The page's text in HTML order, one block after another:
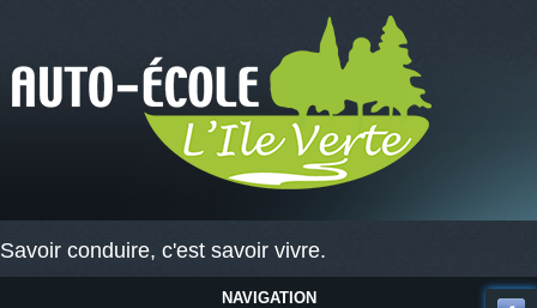
Savoir conduire, c'est savoir vivre.
NAVIGATION